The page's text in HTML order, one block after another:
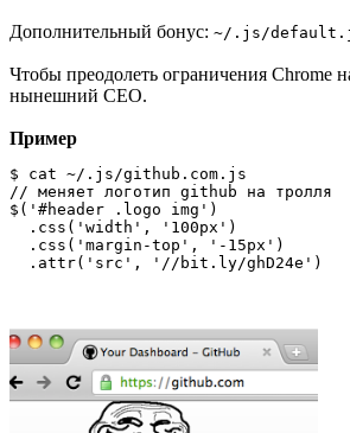
Дополнительный бонус: ~/.js/
Чтобы преодолеть ограничения Chrome
нынешний CEO.
Пример
$ cat ~/.js/github.com.js
// меняет логотип github на тролля
$('#header .logo img')
  .css('width', '100px')
  .css('margin-top', '-15px')
  .attr('src', '//bit.ly/ghD24e')